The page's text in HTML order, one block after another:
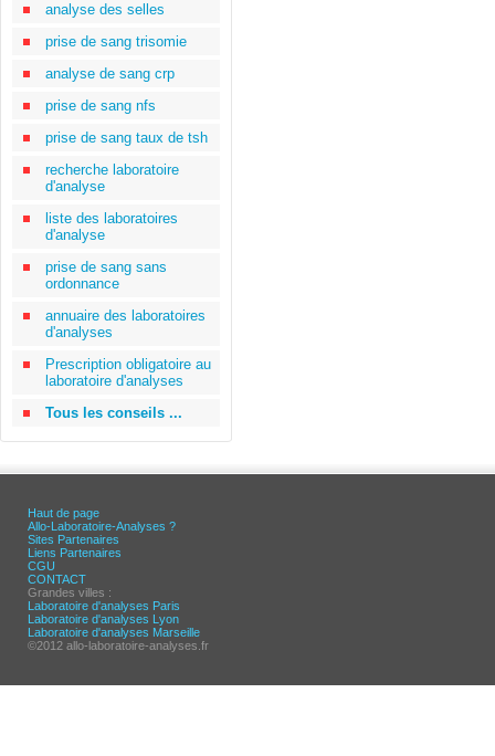
analyse des selles
prise de sang trisomie
analyse de sang crp
prise de sang nfs
prise de sang taux de tsh
recherche laboratoire
d'analyse
liste des laboratoires
d'analyse
prise de sang sans
ordonnance
annuaire des laboratoires
d'analyses
Prescription obligatoire au
laboratoire d'analyses
Tous les conseils ...
Haut de page
Allo-Laboratoire-Analyses ?
Sites Partenaires
Liens Partenaires
CGU
CONTACT
Grandes villes :
Laboratoire d'analyses Paris
Laboratoire d'analyses Lyon
Laboratoire d'analyses Marseille
©2012 allo-laboratoire-analyses.fr